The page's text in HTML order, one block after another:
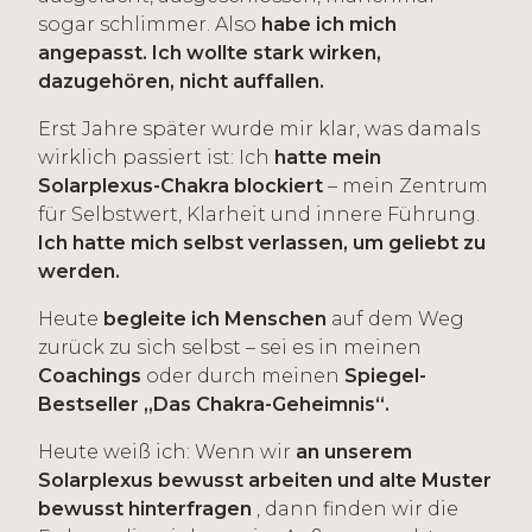
sogar schlimmer. Also habe ich mich
angepasst. Ich wollte stark wirken,
dazugehören, nicht auffallen.
Erst Jahre später wurde mir klar, was damals
wirklich passiert ist: Ich hatte mein
Solarplexus-Chakra blockiert – mein Zentrum
für Selbstwert, Klarheit und innere Führung.
Ich hatte mich selbst verlassen, um geliebt zu
werden.
Heute begleite ich Menschen auf dem Weg
zurück zu sich selbst – sei es in meinen
Coachings oder durch meinen Spiegel-
Bestseller „Das Chakra-Geheimnis“.
Heute weiß ich: Wenn wir an unserem
Solarplexus bewusst arbeiten und alte Muster
bewusst hinterfragen , dann finden wir die